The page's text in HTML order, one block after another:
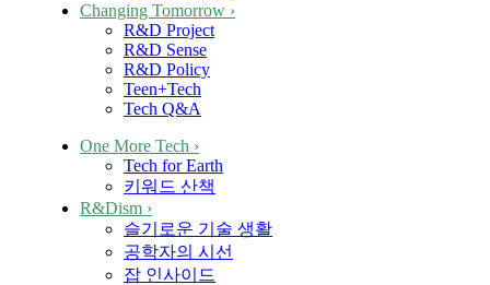
Changing Tomorrow ›
R&D Project
R&D Sense
R&D Policy
Teen+Tech
Tech Q&A
One More Tech ›
Tech for Earth
키워드 산책
R&Dism ›
슬기로운 기술 생활
공학자의 시선
잡 인사이드